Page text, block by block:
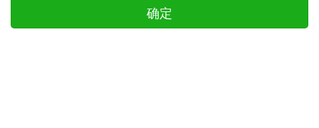
确定